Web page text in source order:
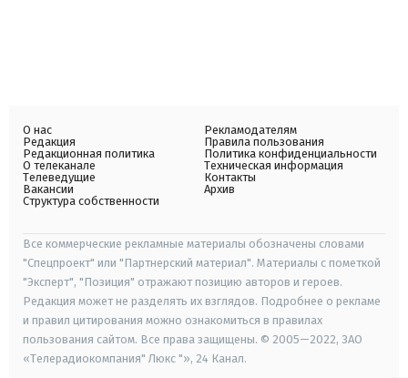
О нас
Редакция
Редакционная политика
О телеканале
Телеведущие
Вакансии
Структура собственности
Рекламодателям
Правила пользования
Политика конфиденциальности
Техническая информация
Контакты
Архив
Все коммерческие рекламные материалы обозначены словами
"Спецпроект" или "Партнерский материал". Материалы с пометкой
"Эксперт", "Позиция" отражают позицию авторов и героев.
Редакция может не разделять их взглядов. Подробнее о рекламе
и правил цитирования можно ознакомиться в правилах
пользования сайтом. Все права защищены. © 2005—2022, ЗАО
«Телерадиокомпания" Люкс "», 24 Канал.